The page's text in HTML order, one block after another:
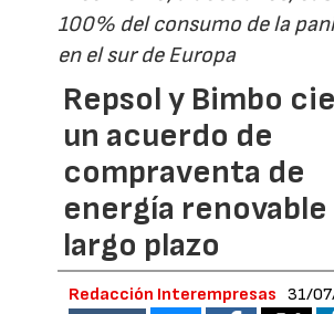
100% del consumo de la
en el sur de Europa
Repsol y Bimbo
un acuerdo de
compraventa de
energía renovable
largo plazo
Redacción Interempresas 31/